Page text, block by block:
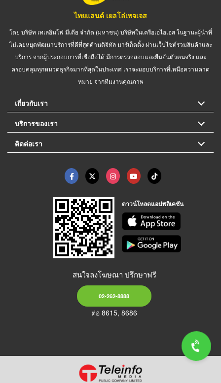
ไทยแลนด์ เยลโล่เพจเจส
โดย บริษัท เทเลอินโฟ มีเดีย จำกัด (มหาชน) บริษัทในเครือเอไอเอส ในฐานะผู้นำที่
ไม่เคยหยุดพัฒนาบริการที่ดีที่สุดด้านดิจิทัล มาร์เก็ตติ้ง ผ่านเว็บไซต์รวมสินค้าและ
บริการ จากผู้ประกอบการที่เชื่อถือได้ มีการตรวจสอบและยืนยันตัวตนจริง และ
ครอบคลุมทุกหมวดธุรกิจมากที่สุดในประเทศ เราจะมอบบริการที่เหนือความคาด
หมาย จากทีมงานคุณภาพ
เกี่ยวกับเรา
บริการของเรา
ติดต่อเรา
ดาวน์โหลดแอปพลิเคชัน
สนใจลงโฆษณา ปรึกษาฟรี
02-262-8888
ต่อ 8615, 8686